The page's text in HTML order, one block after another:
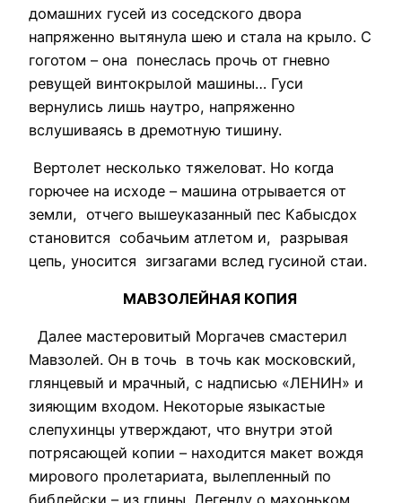
домашних гусей из соседского двора
напряженно вытянула шею и стала на крыло. С
гоготом – она понеслась прочь от гневно
ревущей винтокрылой машины… Гуси
вернулись лишь наутро, напряженно
вслушиваясь в дремотную тишину.
Вертолет несколько тяжеловат. Но когда
горючее на исходе – машина отрывается от
земли, отчего вышеуказанный пес Кабысдох
становится собачьим атлетом и, разрывая
цепь, уносится зигзагами вслед гусиной стаи.
МАВЗОЛЕЙНАЯ КОПИЯ
Далее мастеровитый Моргачев смастерил
Мавзолей. Он в точь в точь как московский,
глянцевый и мрачный, с надписью «ЛЕНИН» и
зияющим входом. Некоторые языкастые
слепухинцы утверждают, что внутри этой
потрясающей копии – находится макет вождя
мирового пролетариата, вылепленный по